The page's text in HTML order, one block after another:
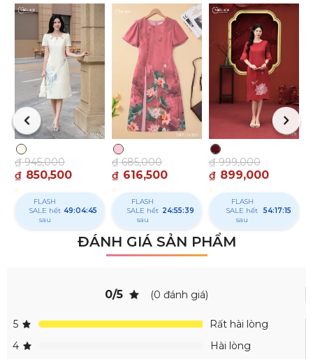
₫ 850,500
₫945,000
FLASH
SALE
hết sau
49:04:44
₫ 616,500
₫685,000
FLASH
SALE hết
sau
24:55:38
₫ 899,000
₫999,000
FLASH
SALE hết
sau
54:17:14
ĐÁNH GIÁ SẢN PHẨM
(0 đánh giá)
0/5
5
Rất hài lòng
4
Hài lòng